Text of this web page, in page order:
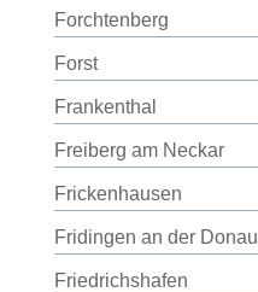
Forchtenberg
Forst
Frankenthal
Freiberg am Neckar
Frickenhausen
Fridingen an der Donau
Friedrichshafen